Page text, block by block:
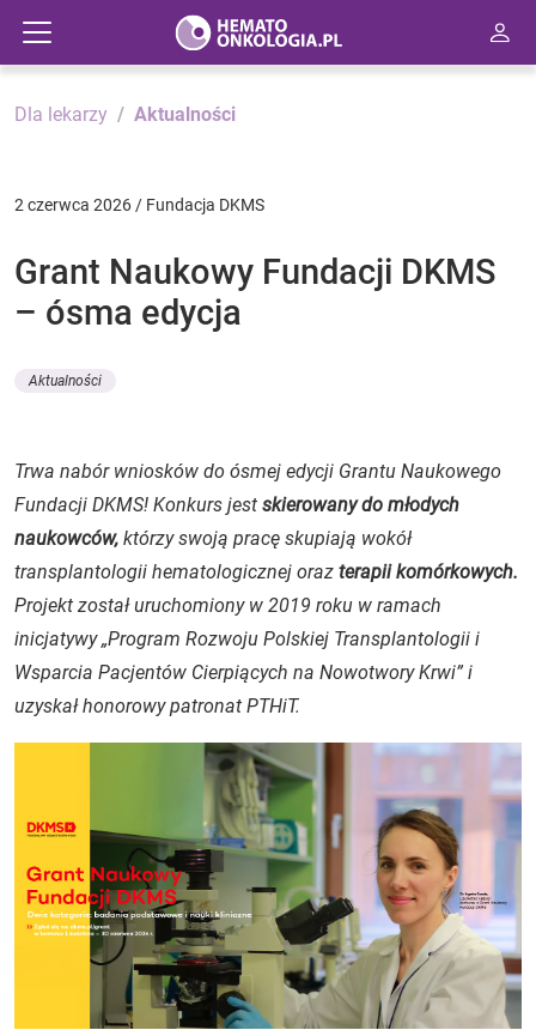
Dla lekarzy Aktualności
2 czerwca 2026 / Fundacja DKMS
Grant Naukowy Fundacji DKMS
– ósma edycja
Aktualności
Trwa nabór wniosków do ósmej edycji Grantu Naukowego
Fundacji DKMS! Konkurs jest skierowany do młodych
naukowców, którzy swoją pracę skupiają wokół
transplantologii hematologicznej oraz terapii komórkowych.
Projekt został uruchomiony w 2019 roku w ramach
inicjatywy „Program Rozwoju Polskiej Transplantologii i
Wsparcia Pacjentów Cierpiących na Nowotwory Krwi” i
uzyskał honorowy patronat PTHiT.